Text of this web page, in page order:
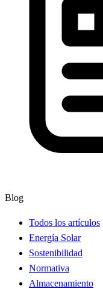
Blog
Todos los artículos
Energía Solar
Sostenibilidad
Normativa
Almacenamiento